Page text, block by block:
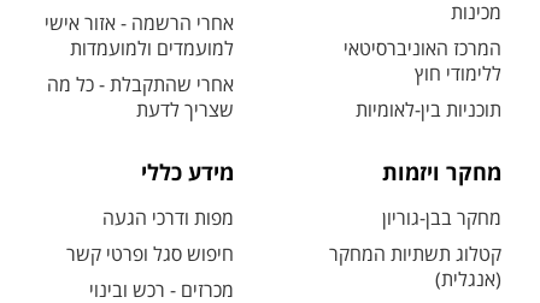
מכינות
המרכז האוניברסיטאי
ללימודי חוץ
תוכניות בין-לאומיות
אחרי הרשמה - אזור אישי
למועמדים ולמועמדות
אחרי שהתקבלת - כל מה
שצריך לדעת
מחקר ויזמות
מחקר בבן-גוריון
קטלוג תשתיות המחקר
(אנגלית)
מידע כללי
מפות ודרכי הגעה
חיפוש סגל ופרטי קשר
מכרזים - רכש ובינוי